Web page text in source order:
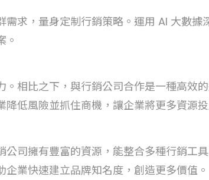
求，量身定制行銷策略。運用 AI 大數
。
相比之下，與行銷公司合作是一種高效
低風險並抓住商機，讓企業將更多資源
司擁有豐富的資源，能整合多種行銷工
業快速建立品牌知名度，創造更多價值。